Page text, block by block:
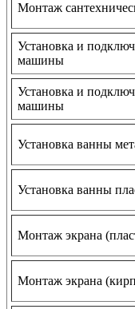
Монтаж
Установка и
машины
Установка и
машины
Установка ванны
Установка ванны
Монтаж экрана
Монтаж экрана